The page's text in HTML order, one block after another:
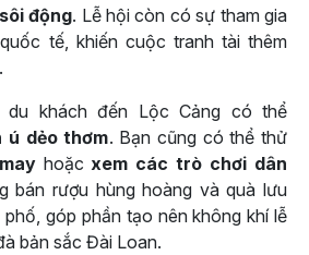
động. Lễ hội còn có sự tham gia
tế, khiến cuộc tranh tài thêm
du khách đến Lộc Cảng có thể
dẻo thơm. Bạn cũng có thể thử
hoặcxem các trò chơi dân
bán rượu hùng hoàng và quà lưu
góp phần tạo nên không khí lễ
bản sắc Đài Loan.